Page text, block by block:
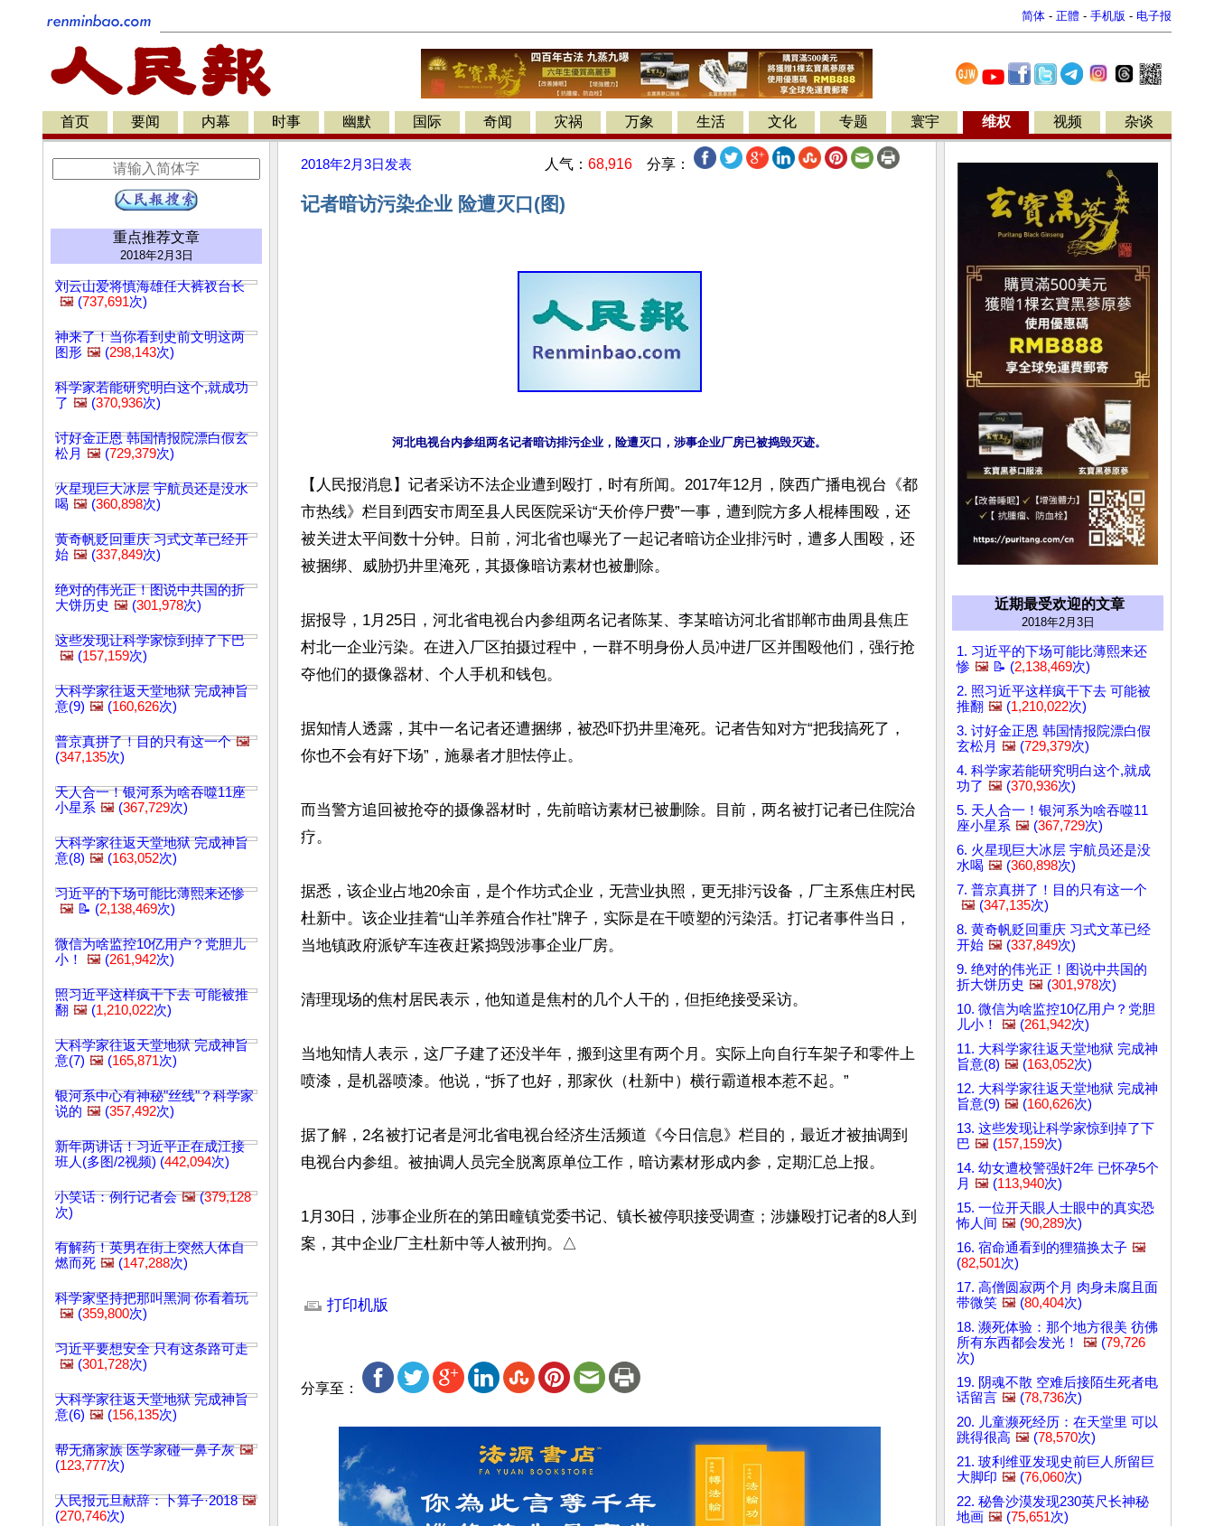
简体 - 正體 - 手机版 - 电子报
首页 要闻 内幕 时事 幽默 国际 奇闻 灾祸 万象 生活 文化 专题 寰宇 维权 视频 杂谈
重点推荐文章
2018年2月3日
刘云山爱将慎海雄任大裤衩台长
🖼️ (737,691次)
神来了！当你看到史前文明这两
图形 🖼️ (298,143次)
科学家若能研究明白这个,就成功
了 🖼️ (370,936次)
讨好金正恩 韩国情报院漂白假玄
松月 🖼️ (729,379次)
火星现巨大冰层 宇航员还是没水
喝 🖼️ (360,898次)
黄奇帆贬回重庆 习式文革已经开
始 🖼️ (337,849次)
绝对的伟光正！图说中共国的折
大饼历史 🖼️ (301,978次)
这些发现让科学家惊到掉了下巴
🖼️ (157,159次)
大科学家往返天堂地狱 完成神旨
意(9) 🖼️ (160,626次)
普京真拼了！目的只有这一个 🖼️
(347,135次)
天人合一！银河系为啥吞噬11座
小星系 🖼️ (367,729次)
大科学家往返天堂地狱 完成神旨
意(8) 🖼️ (163,052次)
习近平的下场可能比薄熙来还惨
🖼️ 📝 (2,138,469次)
微信为啥监控10亿用户？党胆儿
小！
🖼️ (261,942次)
照习近平这样疯干下去 可能被推
翻 🖼️ (1,210,022次)
大科学家往返天堂地狱 完成神旨
意(7) 🖼️ (165,871次)
银河系中心有神秘"丝线"？科学家
说的 🖼️ (357,492次)
新年两讲话！习近平正在成江接
班人(多图/2视频) (442,094次)
小笑话：例行记者会 🖼️(379,128
次)
有解药！英男在街上突然人体自
燃而死 🖼️ (147,288次)
科学家坚持把那叫黑洞 你看着玩
🖼️ (359,800次)
习近平要想安全 只有这条路可走
🖼️ (301,728次)
大科学家往返天堂地狱 完成神旨
意(6) 🖼️ (156,135次)
帮无痛家族 医学家碰一鼻子灰 🖼️
(123,777次)
人民报元旦献辞：卜算子·2018 🖼️
(270,746次)
2018年2月3日 发表 人气： 68,916 分享：
记者暗访污染企业 险遭灭口(图)
【人民报消息】记者采访不法企业遭到殴打，时有所闻。2017年12月，陕西广播电视台《都
市热线》栏目到西安市周至县人民医院采访“天价停尸费”一事，遭到院方多人棍棒围殴，还
被关进太平间数十分钟。日前，河北省也曝光了一起记者暗访企业排污时，遭多人围殴，还
被捆绑、威胁扔井里淹死，其摄像暗访素材也被删除。
据报导，1月25日，河北省电视台内参组两名记者陈某、李某暗访河北省邯郸市曲周县焦庄
村北一企业污染。在进入厂区拍摄过程中，一群不明身份人员冲进厂区并围殴他们，强行抢
夺他们的摄像器材、个人手机和钱包。
据知情人透露，其中一名记者还遭捆绑，被恐吓扔井里淹死。记者告知对方“把我搞死了，
你也不会有好下场”，施暴者才胆怯停止。
而当警方追回被抢夺的摄像器材时，先前暗访素材已被删除。目前，两名被打记者已住院治
疗。
据悉，该企业占地20余亩，是个作坊式企业，无营业执照，更无排污设备，厂主系焦庄村民
杜新中。该企业挂着“山羊养殖合作社”牌子，实际是在干喷塑的污染活。打记者事件当日，
当地镇政府派铲车连夜赶紧捣毁涉事企业厂房。
清理现场的焦村居民表示，他知道是焦村的几个人干的，但拒绝接受采访。
当地知情人表示，这厂子建了还没半年，搬到这里有两个月。实际上向自行车架子和零件上
喷漆，是机器喷漆。他说，“拆了也好，那家伙（杜新中）横行霸道根本惹不起。”
据了解，2名被打记者是河北省电视台经济生活频道《今日信息》栏目的，最近才被抽调到
电视台内参组。被抽调人员完全脱离原单位工作，暗访素材形成内参，定期汇总上报。
1月30日，涉事企业所在的第田疃镇党委书记、镇长被停职接受调查；涉嫌殴打记者的8人到
案，其中企业厂主杜新中等人被刑拘。△
打印机版
分享至：
近期最受欢迎的文章
2018年2月3日
1. 习近平的下场可能比薄熙来还
惨 🖼️ 📝 (2,138,469次)
2. 照习近平这样疯干下去 可能被
推翻 🖼️ (1,210,022次)
3. 讨好金正恩 韩国情报院漂白假
玄松月 🖼️ (729,379次)
4. 科学家若能研究明白这个,就成
功了 🖼️ (370,936次)
5. 天人合一！银河系为啥吞噬11
座小星系 🖼️ (367,729次)
6. 火星现巨大冰层 宇航员还是没
水喝 🖼️ (360,898次)
7. 普京真拼了！目的只有这一个
🖼️ (347,135次)
8. 黄奇帆贬回重庆 习式文革已经
开始 🖼️ (337,849次)
9. 绝对的伟光正！图说中共国的
折大饼历史 🖼️ (301,978次)
10. 微信为啥监控10亿用户？党胆
儿小！
🖼️ (261,942次)
11. 大科学家往返天堂地狱 完成神
旨意(8) 🖼️ (163,052次)
12. 大科学家往返天堂地狱 完成神
旨意(9) 🖼️ (160,626次)
13. 这些发现让科学家惊到掉了下
巴 🖼️ (157,159次)
14. 幼女遭校警强奸2年 已怀孕5个
月 🖼️ (113,940次)
15. 一位开天眼人士眼中的真实恐
怖人间 🖼️ (90,289次)
16. 宿命通看到的狸猫换太子 🖼️
(82,501次)
17. 高僧圆寂两个月 肉身未腐且面
带微笑 🖼️ (80,404次)
18. 濒死体验：那个地方很美 彷佛
所有东西都会发光！
🖼️ (79,726
次)
19. 阴魂不散 空难后接陌生死者电
话留言 🖼️ (78,736次)
20. 儿童濒死经历：在天堂里 可以
跳得很高 🖼️ (78,570次)
21. 玻利维亚发现史前巨人所留巨
大脚印 🖼️ (76,060次)
22. 秘鲁沙漠发现230英尺长神秘
地画 🖼️ (75,651次)